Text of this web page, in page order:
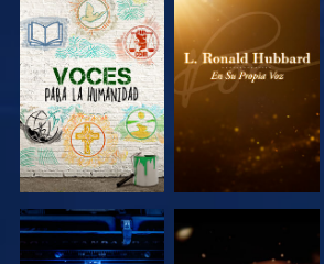
EXPLORA LAS
SERIES
EXPLORA LAS
SERIES